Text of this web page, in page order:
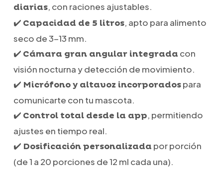
diarias, con raciones ajustables.
✔️ Capacidad de 5 litros, apto para alimento
seco de 3-13 mm.
✔️ Cámara gran angular integrada con
visión nocturna y detección de movimiento.
✔️ Micrófono y altavoz incorporadospara
comunicarte con tu mascota.
✔️ Control total desde la app, permitiendo
ajustes en tiempo real.
✔️ Dosificación personalizada por porción
(de 1 a 20 porciones de 12 ml cada una).